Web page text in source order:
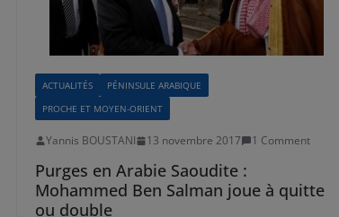
ACTUALITÉS
PÉNINSULE ARABIQUE
PROCHE ET MOYEN-ORIENT
Yannis BOUSTANI 13 novembre 2017 1 Comment
Purges en Arabie Saoudite :
Mohammed Ben Salman joue à quitte
ou double